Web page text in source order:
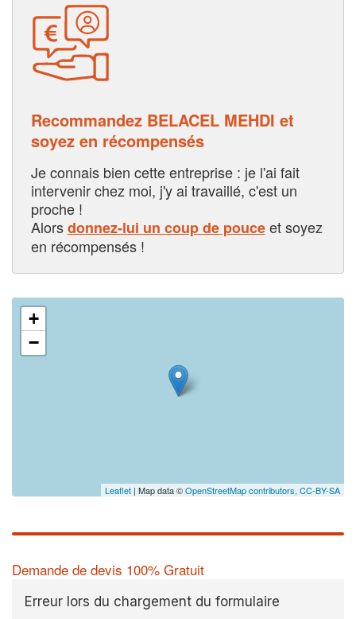
Recommandez BELACEL MEHDI et
soyez en récompensés
Je connais bien cette entreprise : je l'ai fait
intervenir chez moi, j'y ai travaillé, c'est un
proche !
Alorsdonnez-lui un coup de pouceet soyez
en récompensés !
+
−
Leaflet | Map data ©OpenStreetMap contributors, CC-BY-SA
Demande de devis 100% Gratuit
Erreur lors du chargement du formulaire